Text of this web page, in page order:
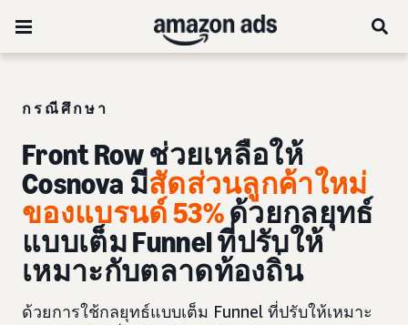
กรณีศึกษา
Front Row ช่วยเหลือให้
Cosnova มีสัดส่วนลูกค้าใหม่
ของแบรนด์ 53%ด้วยกลยุทธ์
แบบเต็ม Funnel ที่ปรับให้
เหมาะกับตลาดท้องถิ่น
ด้วยการใช้กลยุทธ์แบบเต็ม Funnel ที่ปรับให้เหมาะ